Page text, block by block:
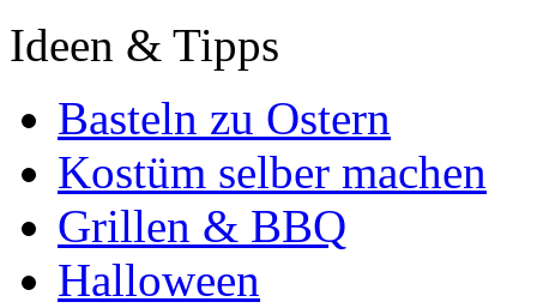
Ideen & Tipps
Basteln zu Ostern
Kostüm selber machen
Grillen & BBQ
Halloween